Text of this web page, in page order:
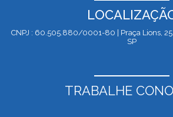
CNPJ : 60.505.880/0001-80 | Praça Lions,
SP
TRABALHE